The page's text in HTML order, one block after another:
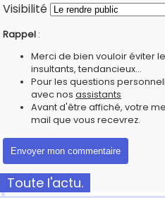
Visibilité
Rappel :
Merci de bien vouloir éviter
insultants, tendancieux...
Pour les questions
avec nos assistants
Avant d'être affiché, votre
mail que vous recevrez.
Toute l'actu.